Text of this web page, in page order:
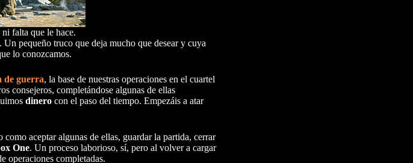
falta que le hace.
. Un pequeño truco que deja mucho que desear y cuya
lo conozcamos.
de guerra, la base de nuestras operaciones en el cuartel
consejeros, completándose algunas de ellas
dinero con el paso del tiempo. Empezáis a atar
aceptar algunas de ellas, guardar la partida, cerrar
One. Un proceso laborioso, sí, pero al volver a cargar
operaciones completadas.